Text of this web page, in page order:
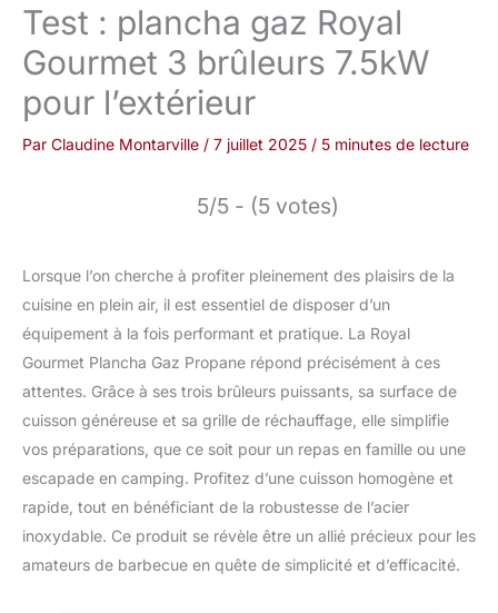
Test : plancha gaz Royal
Gourmet 3 brûleurs 7.5kW
pour l’extérieur
Par Claudine Montarville / 7 juillet 2025 / 5 minutes de lecture
5/5 - (5 votes)
Lorsque l’on cherche à profiter pleinement des plaisirs de la
cuisine en plein air, il est essentiel de disposer d’un
équipement à la fois performant et pratique. La Royal
Gourmet Plancha Gaz Propane répond précisément à ces
attentes. Grâce à ses trois brûleurs puissants, sa surface de
cuisson généreuse et sa grille de réchauffage, elle simplifie
vos préparations, que ce soit pour un repas en famille ou une
escapade en camping. Profitez d’une cuisson homogène et
rapide, tout en bénéficiant de la robustesse de l’acier
inoxydable. Ce produit se révèle être un allié précieux pour les
amateurs de barbecue en quête de simplicité et d’efficacité.